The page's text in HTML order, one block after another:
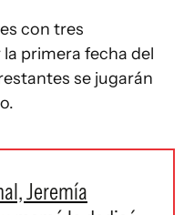
con tres
primera fecha del
se jugarán
Jeremía